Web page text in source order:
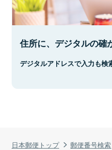
日本郵便トップ 郵便番号検索
住所に、デジタルの確
デジタルアドレスで入力も検